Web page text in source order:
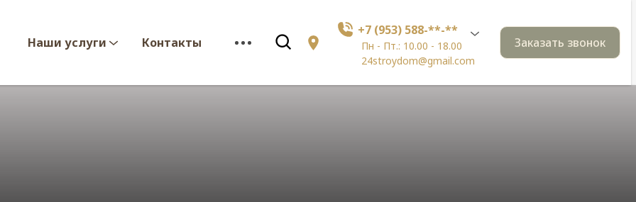
Наши услуги Контакты
+7 (953) 588-**-**
Пн - Пт.: 10.00 - 18.00
24stroydom@gmail.com
Заказать звонок